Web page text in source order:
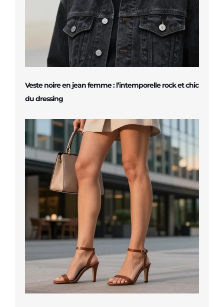
Veste noire en jean femme : l’intemporelle rock et chic
du dressing